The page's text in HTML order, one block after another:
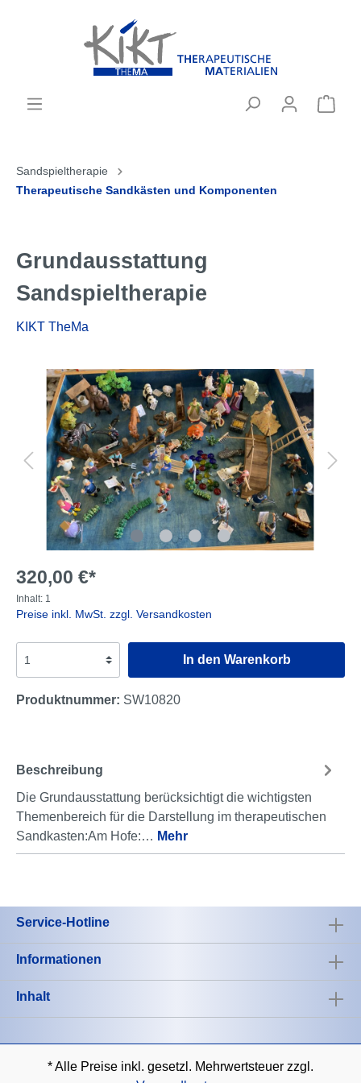
Sandspieltherapie
Therapeutische Sandkästen und Komponenten
Grundausstattung
Sandspieltherapie
KIKT TheMa
320,00 €*
Inhalt: 1
Preise inkl. MwSt. zzgl. Versandkosten
In den Warenkorb
Produktnummer: SW10820
Beschreibung
Die Grundausstattung berücksichtigt die wichtigsten
Themenbereich für die Darstellung im therapeutischen
Sandkasten:Am Hofe:… Mehr
Service-Hotline
Informationen
Inhalt
* Alle Preise inkl. gesetzl. Mehrwertsteuer zzgl.